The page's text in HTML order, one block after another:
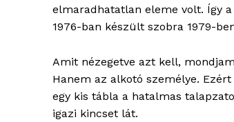
elmaradhatatlan eleme volt. Így
1976-ban készült szobra 1979-
Amit nézegetve azt kell,
Hanem az alkotó személye.
egy kis tábla a hatalmas
igazi kincset lát.